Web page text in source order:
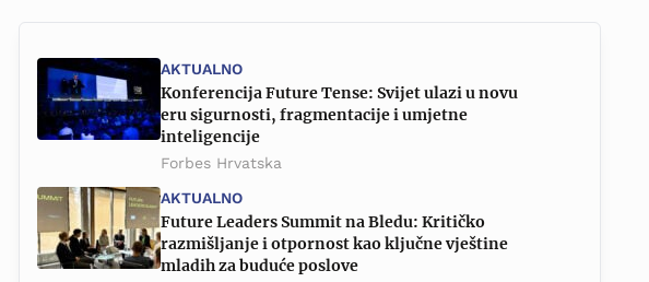
AKTUALNO
Konferencija Future Tense: Svijet ulazi u novu
eru sigurnosti, fragmentacije i umjetne
inteligencije
Forbes Hrvatska
AKTUALNO
Future Leaders Summit na Bledu: Kritičko
razmišljanje i otpornost kao ključne vještine
mladih za buduće poslove